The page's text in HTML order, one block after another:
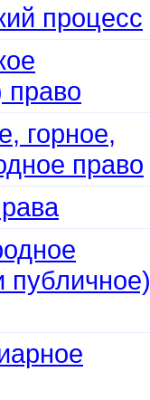
процесс
право
горное,
право
публичное)